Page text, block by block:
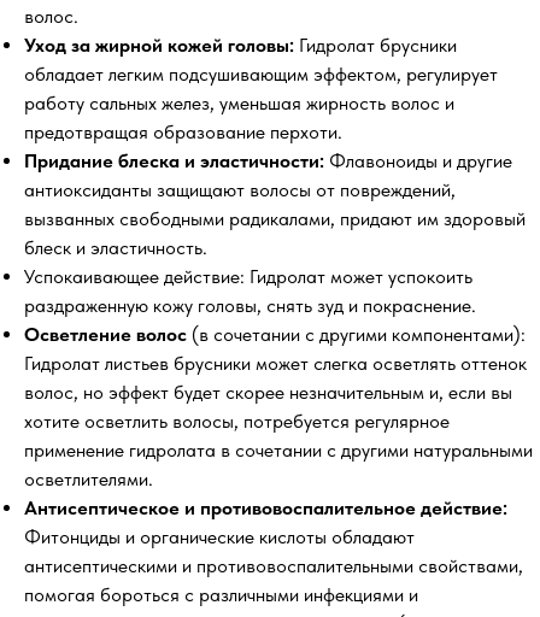
волос.
Уход за жирной кожей головы: Гидролат брусники
обладает легким подсушивающим эффектом, регулирует
работу сальных желез, уменьшая жирность волос и
предотвращая образование перхоти.
Придание блеска и эластичности: Флавоноиды и другие
антиоксиданты защищают волосы от повреждений,
вызванных свободными радикалами, придают им здоровый
блеск и эластичность.
Успокаивающее действие: Гидролат может успокоить
раздраженную кожу головы, снять зуд и покраснение.
Осветление волос (в сочетании с другими компонентами):
Гидролат листьев брусники может слегка осветлять оттенок
волос, но эффект будет скорее незначительным и, если вы
хотите осветлить волосы, потребуется регулярное
применение гидролата в сочетании с другими натуральными
осветлителями.
Антисептическое и противовоспалительное действие:
Фитонциды и органические кислоты обладают
антисептическими и противовоспалительными свойствами,
помогая бороться с различными инфекциями и